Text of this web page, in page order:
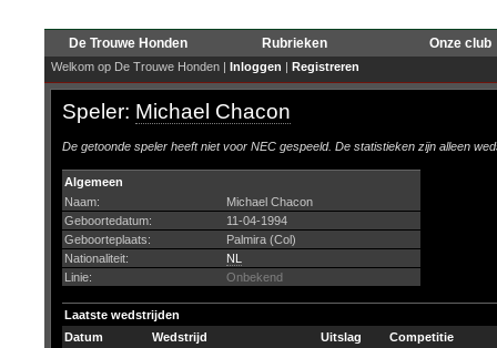
De Trouwe Honden Rubrieken Onze club
Welkom op De Trouwe Honden | Inloggen | Registreren
Speler: Michael Chacon
De getoonde speler heeft niet voor NEC gespeeld. De statistieken zijn alleen
Algemeen
Naam:
Michael Chacon
Geboortedatum:
11-04-1994
Geboorteplaats:
Palmira (Col)
Nationaliteit:
NL
Linie:
Onbekend
Laatste wedstrijden
Datum
Wedstrijd Uitslag
Competitie